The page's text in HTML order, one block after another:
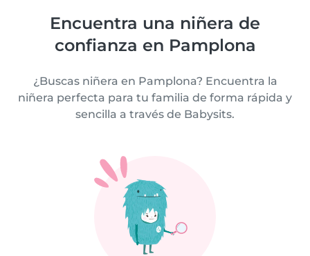
Encuentra una niñera de
confianza en Pamplona
¿Buscas niñera en Pamplona? Encuentra la
niñera perfecta para tu familia de forma rápida y
sencilla a través de Babysits.